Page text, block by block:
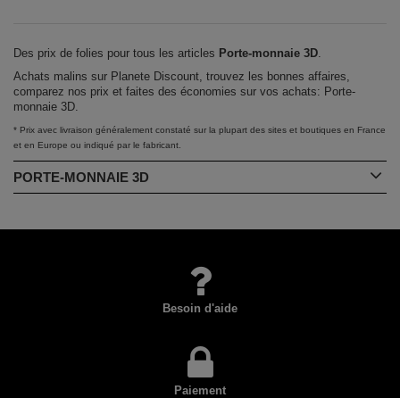
Des prix de folies pour tous les articles Porte-monnaie 3D.
Achats malins sur Planete Discount, trouvez les bonnes affaires,
comparez nos prix et faites des économies sur vos achats: Porte-
monnaie 3D.
* Prix avec livraison généralement constaté sur la plupart des sites et boutiques en France
et en Europe ou indiqué par le fabricant.
PORTE-MONNAIE 3D
Besoin d'aide
Paiement